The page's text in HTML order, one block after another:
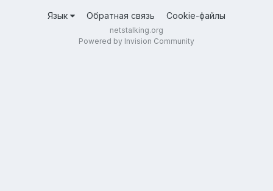
Язык Обратная связь Cookie-файлы
netstalking.org
Powered by Invision Community